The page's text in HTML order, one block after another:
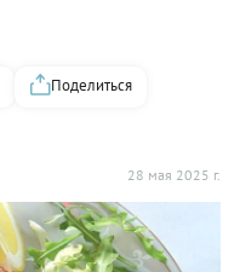
28 мая 2025 г.
Поделиться